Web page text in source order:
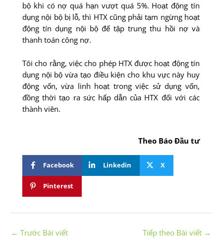
bộ khi có nợ quá hạn vượt quá 5%. Hoạt động tín
dụng nội bộ bị lỗ, thì HTX cũng phải tạm ngừng hoạt
động tín dụng nội bộ để tập trung thu hồi nợ và
thanh toán công nợ.
Tôi cho rằng, việc cho phép HTX được hoạt động tín
dụng nội bộ vừa tạo điều kiện cho khu vực này huy
động vốn, vừa linh hoạt trong việc sử dụng vốn,
đồng thời tạo ra sức hấp dẫn của HTX đối với các
thành viên.
Theo Báo Đầu tư
Facebook Linkedin X
Pinterest
← Trước Bài viết Tiếp theo Bài viết →